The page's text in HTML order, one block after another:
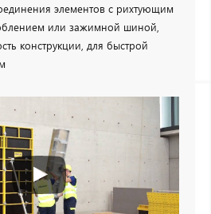
элементов с рихтующим
или зажимной шиной,
конструкции, для быстрой